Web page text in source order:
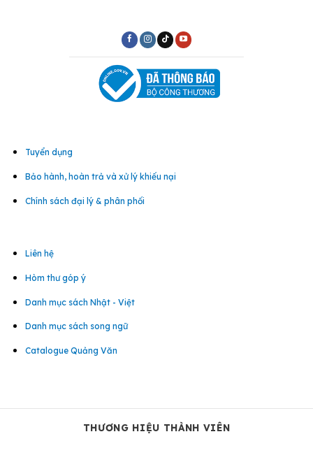
Tuyển dụng
Bảo hành, hoàn trả và xử lý khiếu nại
Chính sách đại lý & phân phối
Liên hệ
Hòm thư góp ý
Danh mục sách Nhật - Việt
Danh mục sách song ngữ
Catalogue Quảng Văn
THƯƠNG HIỆU THÀNH VIÊN